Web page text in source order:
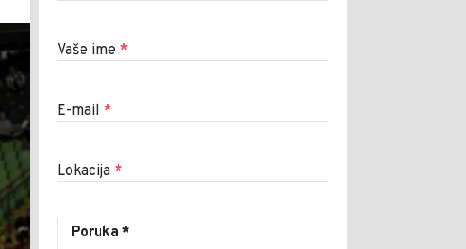
Vaše ime *
E-mail *
Lokacija *